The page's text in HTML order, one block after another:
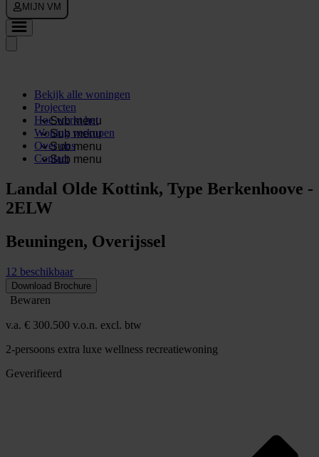
MIJN VM
Bekijk alle woningen
Projecten
Sub menu
Hoe werkt het
Sub menu
Woning verkopen
Sub menu
Over ons
Sub menu
Contact
Landal Olde Kottink, Type Berkenhoove -
2ELW
Beuningen, Overijssel
12 beschikbaar
Download Brochure
Bewaren
v.a. € 300.500 v.o.n. excl. btw
2-persoons extra luxe wellness recreatiewoning
Geverifieerd